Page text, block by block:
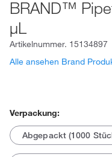
BRAND™
μL
Artikelnummer. 15134897
Alle ansehen Brand
Verpackung:
Abgepackt (1000